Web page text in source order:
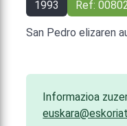
1993 Ref:
San Pedro elizaren
Informazioa